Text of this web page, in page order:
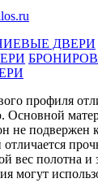
ДВЕРИ
профиля
Основной
не подвержен
вес полотна и
могут